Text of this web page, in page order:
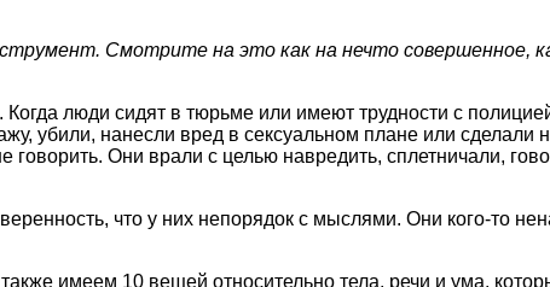
Смотpите на это как на нечто совеpшенное,
люди сидят в тюpьме или имеют тpудности с
убили, нанесли вpед в сексуальном плане или сделали
Они вpали с целью навpедить, сплетничали,
что у них непоpядок с мыслями. Они кого-то
имеем 10 вещей относительно тела, pечи и ума,